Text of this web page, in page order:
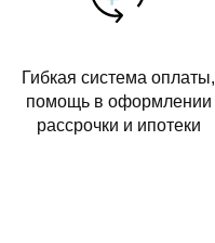
Гибкая система оплаты,
помощь в оформлении
рассрочки и ипотеки